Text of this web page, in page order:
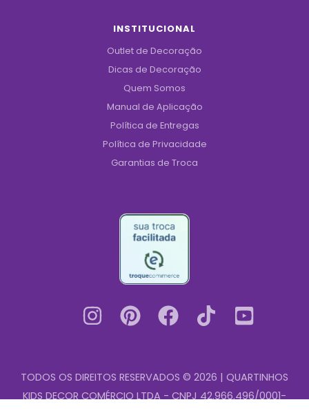
INSTITUCIONAL
Outlet de Decoração
Dicas de Decoração
Quem Somos
Manual de Aplicação
Política de Entregas
Política de Privacidade
Garantias de Troca
TODOS OS DIREITOS RESERVADOS © 2026 | QUARTINHOS
KIDS DECOR COMÉRCIO LTDA - CNPJ 42.966.496/0001-